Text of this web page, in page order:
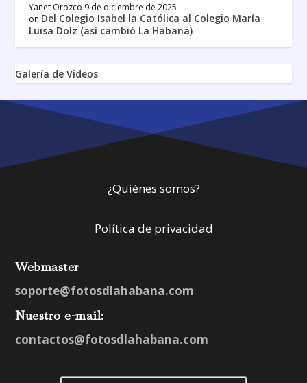
Yanet Orozco 9 de diciembre de 2025
on Del Colegio Isabel la Católica al Colegio María
Luisa Dolz (así cambió La Habana)
Galería de Videos
¿Quiénes somos?
Política de privacidad
Webmaster
soporte@fotosdlahabana.com
Nuestro e-mail:
contactos@fotosdlahabana.com